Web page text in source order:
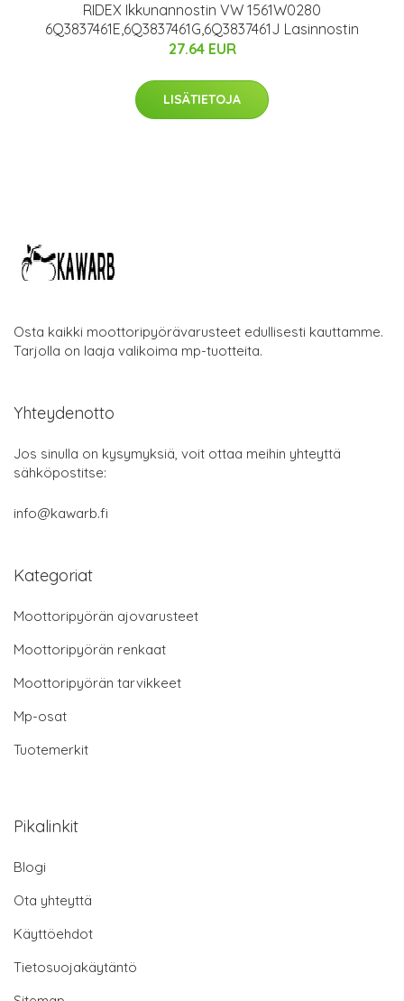
RIDEX Ikkunannostin VW 1561W0280
6Q3837461E,6Q3837461G,6Q3837461J Lasinnostin
27.64 EUR
LISÄTIETOJA
Osta kaikki moottoripyörävarusteet edullisesti kauttamme.
Tarjolla on laaja valikoima mp-tuotteita.
Yhteydenotto
Jos sinulla on kysymyksiä, voit ottaa meihin yhteyttä
sähköpostitse:
info@kawarb.fi
Kategoriat
Moottoripyörän ajovarusteet
Moottoripyörän renkaat
Moottoripyörän tarvikkeet
Mp-osat
Tuotemerkit
Pikalinkit
Blogi
Ota yhteyttä
Käyttöehdot
Tietosuojakäytäntö